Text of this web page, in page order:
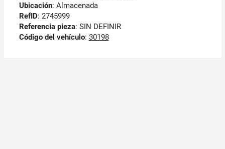
Ubicación: Almacenada
RefID: 2745999
Referencia pieza: SIN DEFINIR
Código del vehículo: 30198